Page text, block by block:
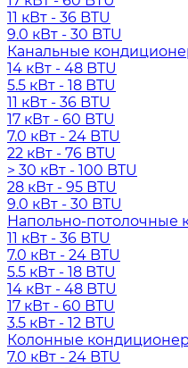
11 кВт - 36 BTU
9.0 кВт - 30 BTU
Канальные
14 кВт - 48 BTU
5.5 кВт - 18 BTU
11 кВт - 36 BTU
17 кВт - 60 BTU
7.0 кВт - 24 BTU
22 кВт - 76 BTU
> 30 кВт - 100 BTU
28 кВт - 95 BTU
9.0 кВт - 30 BTU
Напольно-потолочные
11 кВт - 36 BTU
7.0 кВт - 24 BTU
5.5 кВт - 18 BTU
14 кВт - 48 BTU
17 кВт - 60 BTU
3.5 кВт - 12 BTU
Колонные
7.0 кВт - 24 BTU